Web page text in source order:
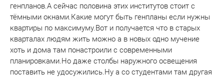
генпланов.А сейчас половина этих институтов стоит с
тёмными окнами.Какие могут быть генпланы если нужны
квартиры по максимуму.Вот и получается что в старых
кварталах людям жить можно а в новых одно мучение
хоть и дома там понастроили с современными
планировками.Но даже столбы наружного освещения
поставить не удосужились.Ну а со студентами там другая